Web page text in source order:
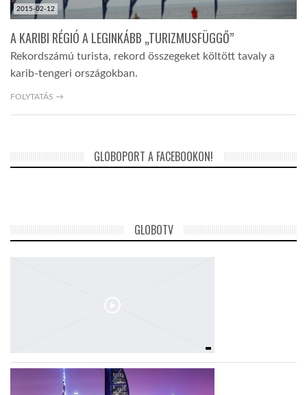
2015-02-12
A KARIBI RÉGIÓ A LEGINKÁBB „TURIZMUSFÜGGŐ”
Rekordszámú turista, rekord összegeket költött tavaly a
karib-tengeri országokban.
FOLYTATÁS →
GLOBOPORT A FACEBOOKON!
GLOBOTV